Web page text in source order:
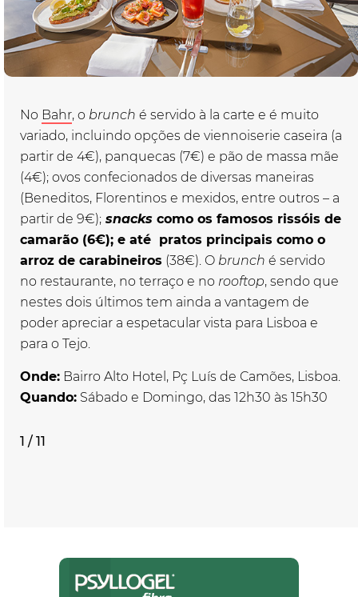
No Bahr, o brunch é servido à la carte e é muito
variado, incluindo opções de viennoiserie caseira (a
partir de 4€), panquecas (7€) e pão de massa mãe
(4€); ovos confecionados de diversas maneiras
(Beneditos, Florentinos e mexidos, entre outros – a
partir de 9€); snacks como os famosos rissóis de
camarão (6€); e até pratos principais como o
arroz de carabineiros (38€). O brunch é servido
no restaurante, no terraço e no rooftop, sendo que
nestes dois últimos tem ainda a vantagem de
poder apreciar a espetacular vista para Lisboa e
para o Tejo.
Onde: Bairro Alto Hotel, Pç Luís de Camões, Lisboa.
Quando: Sábado e Domingo, das 12h30 às 15h30
1 / 11